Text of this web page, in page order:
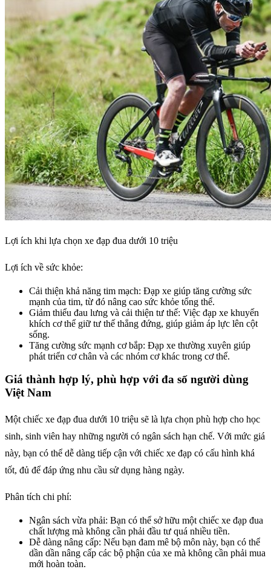
Lợi ích khi lựa chọn xe đạp đua dưới 10 triệu
Lợi ích về sức khỏe:
Cải thiện khả năng tim mạch: Đạp xe giúp tăng cường sức
mạnh của tim, từ đó nâng cao sức khỏe tổng thể.
Giảm thiểu đau lưng và cải thiện tư thế: Việc đạp xe khuyến
khích cơ thể giữ tư thế thẳng đứng, giúp giảm áp lực lên cột
sống.
Tăng cường sức mạnh cơ bắp: Đạp xe thường xuyên giúp
phát triển cơ chân và các nhóm cơ khác trong cơ thể.
Giá thành hợp lý, phù hợp với đa số người dùng
Việt Nam
Một chiếc xe đạp đua dưới 10 triệu sẽ là lựa chọn phù hợp cho học
sinh, sinh viên hay những người có ngân sách hạn chế. Với mức giá
này, bạn có thể dễ dàng tiếp cận với chiếc xe đạp có cấu hình khá
tốt, đủ để đáp ứng nhu cầu sử dụng hàng ngày.
Phân tích chi phí:
Ngân sách vừa phải: Bạn có thể sở hữu một chiếc xe đạp đua
chất lượng mà không cần phải đầu tư quá nhiều tiền.
Dễ dàng nâng cấp: Nếu bạn đam mê bộ môn này, bạn có thể
dần dần nâng cấp các bộ phận của xe mà không cần phải mua
mới hoàn toàn.